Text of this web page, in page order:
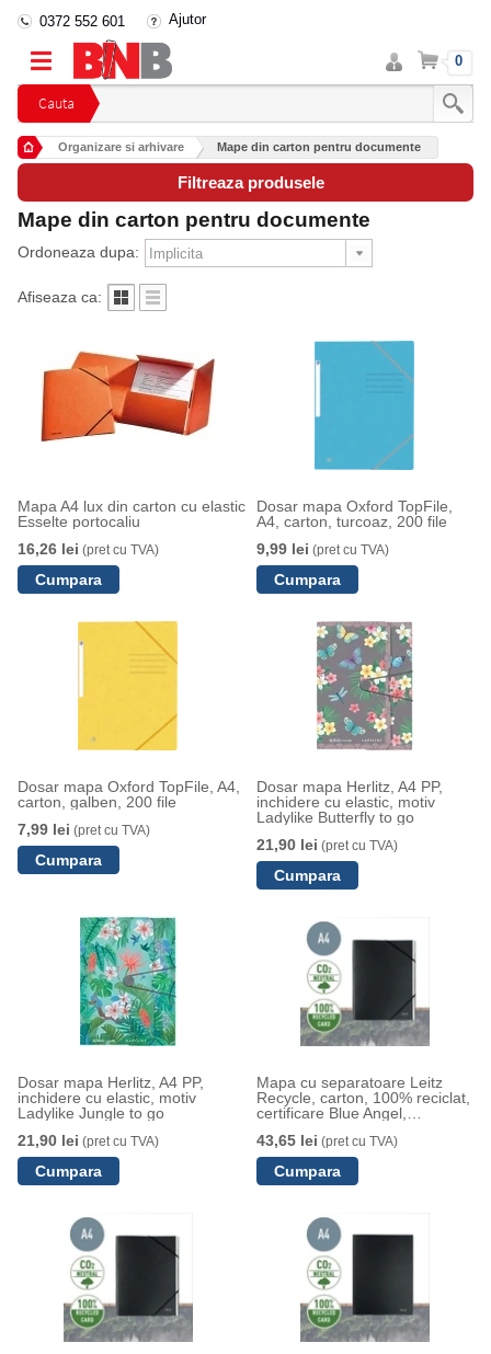
Cauta
0372 552 601 Ajutor
Intra
in
cont
Cos 0
Organizare si arhivare Mape din carton pentru documente
Filtreaza produsele
Mape din carton pentru documente
Ordoneaza dupa:
Afiseaza ca:
Mapa A4 lux din carton cu elastic
Esselte portocaliu
16,26 lei (pret cu TVA)
Dosar mapa Oxford TopFile,
A4, carton, turcoaz, 200 file
9,99 lei (pret cu TVA)
Dosar mapa Oxford TopFile, A4,
carton, galben, 200 file
7,99 lei (pret cu TVA)
Dosar mapa Herlitz, A4 PP,
inchidere cu elastic, motiv
Ladylike Butterfly to go
21,90 lei (pret cu TVA)
Dosar mapa Herlitz, A4 PP,
inchidere cu elastic, motiv
Ladylike Jungle to go
21,90 lei (pret cu TVA)
Mapa cu separatoare Leitz
Recycle, carton, 100% reciclat,
certificare Blue Angel,
negru
43,65 lei (pret cu TVA)